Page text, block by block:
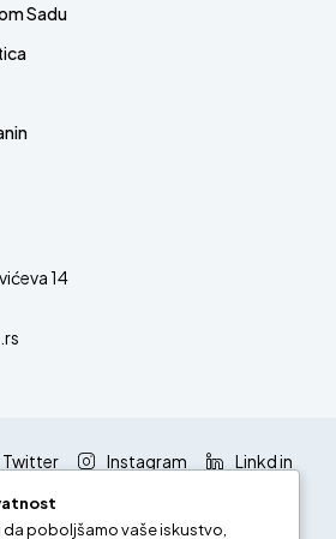
Sadu
14
Twitter Instagram
Linkd in
+
poboljšamo vaše iskustvo,